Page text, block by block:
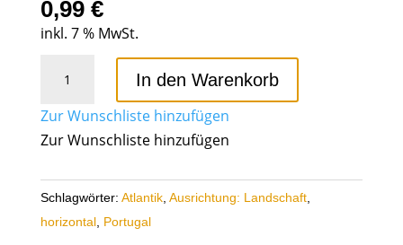
0,99 €
inkl. 7 % MwSt.
Hochschießende
Brandung
vor
Villa
Portugal
Menge
In den Warenkorb
Zur Wunschliste hinzufügen
Zur Wunschliste hinzufügen
Schlagwörter: Atlantik, Ausrichtung: Landschaft,
horizontal, Portugal